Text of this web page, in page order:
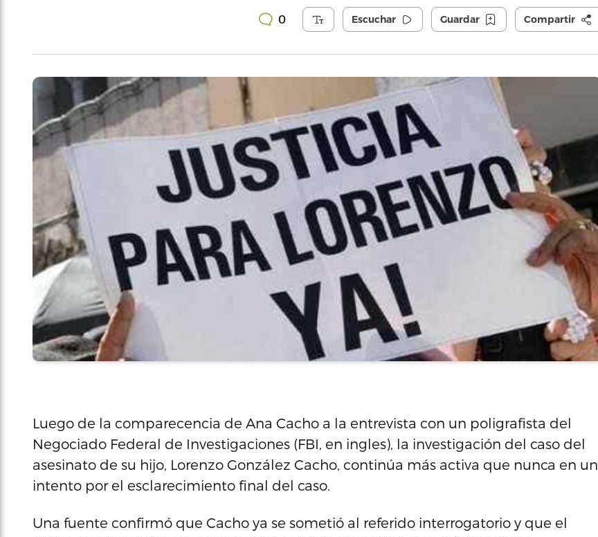
0 Escuchar Guardar Compartir
Luego de la comparecencia de Ana Cacho a la entrevista con un poligrafista del
Negociado Federal de Investigaciones (FBI, en ingles), la investigación del caso del
asesinato de su hijo, Lorenzo González Cacho, continúa más activa que nunca en un
intento por el esclarecimiento final del caso.
Una fuente confirmó que Cacho ya se sometió al referido interrogatorio y que el